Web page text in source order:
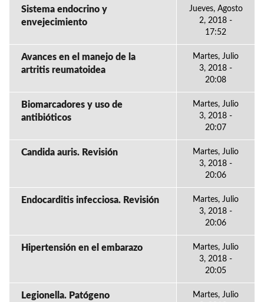
Sistema endocrino y
envejecimiento
Jueves, Agosto
2, 2018 -
17:52
Avances en el manejo de la
artritis reumatoidea
Martes, Julio
3, 2018 -
20:08
Biomarcadores y uso de
antibióticos
Martes, Julio
3, 2018 -
20:07
Candida auris. Revisión
Martes, Julio
3, 2018 -
20:06
Endocarditis infecciosa. Revisión
Martes, Julio
3, 2018 -
20:06
Hipertensión en el embarazo
Martes, Julio
3, 2018 -
20:05
Legionella. Patógeno
Martes, Julio